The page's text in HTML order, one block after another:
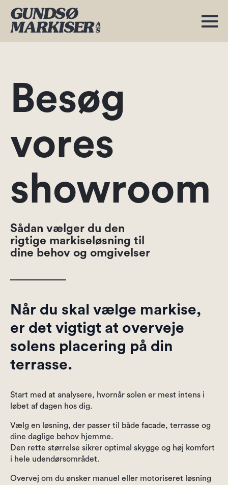
Besøg
vores
showroom
Sådan vælger du den
rigtige markiseløsning til
dine behov og omgivelser
Når du skal vælge markise,
er det vigtigt at overveje
solens placering på din
terrasse.
Start med at analysere, hvornår solen er mest intens i
løbet af dagen hos dig.
Vælg en løsning, der passer til både facade, terrasse og
dine daglige behov hjemme.
Den rette størrelse sikrer optimal skygge og høj komfort
i hele udendørsområdet.
Overvej om du ønsker manuel eller motoriseret løsning